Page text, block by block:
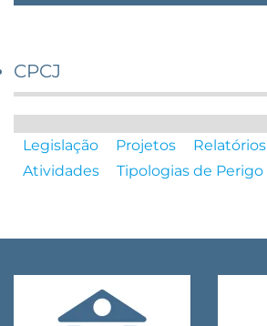
CPCJ
Legislação Projetos Relatórios
Atividades
Tipologias de Perigo